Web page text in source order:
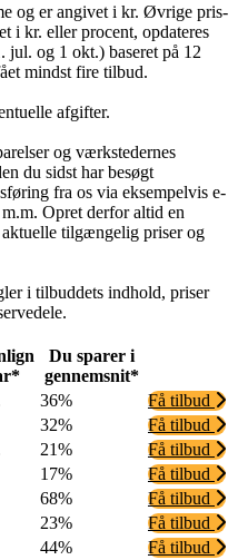
og er angivet i kr. Øvrige pris-
i kr. eller procent, opdateres
jul. og 1 okt.) baseret på 12
mindst fire tilbud.
afgifter.
og værkstedernes
du sidst har besøgt
fra os via eksempelvis e-
Opret derfor altid en
aktuelle tilgængelig priser og
i tilbuddets indhold, priser
Du sparer i
gennemsnit*
36%
Få tilbud
32%
Få tilbud
21%
Få tilbud
17%
Få tilbud
68%
Få tilbud
23%
Få tilbud
44%
Få tilbud